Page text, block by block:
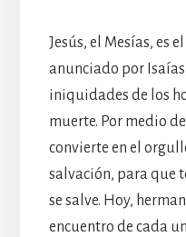
Jesús, el Mesías, es
anunciado por
iniquidades de los
muerte. Por medio
convierte en el
salvación, para que
se salve. Hoy,
encuentro de cada